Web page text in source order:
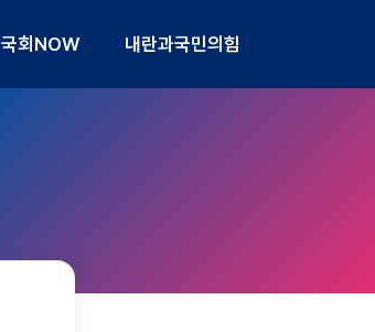
국회NOW 내란과국민의힘